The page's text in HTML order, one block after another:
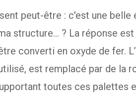
peut-être : c'est une
structure... ? La réponse
converti en oxyde de fer.
est remplacé par de la
toutes ces palettes